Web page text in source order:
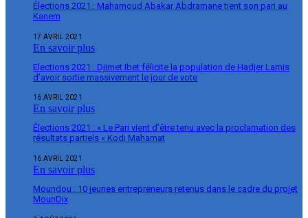
Élections 2021 : Mahamoud Abakar Abdramane tient son pari au
Kanem
17 AVRIL 2021
En savoir plus
Elections 2021 : Djimet Ibet félicite la population de Hadjer Lamis
d’avoir sortie massivement le jour de vote
16 AVRIL 2021
En savoir plus
Élections 2021 : « Le Pari vient d’être tenu avec la proclamation des
résultats partiels « Kodi Mahamat
16 AVRIL 2021
En savoir plus
Moundou : 10 jeunes entrepreneurs retenus dans le cadre du projet
MounDix